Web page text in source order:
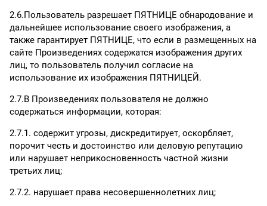
2.6.Пользователь разрешает ПЯТНИЦЕ обнародование и
дальнейшее использование своего изображения, а
также гарантирует ПЯТНИЦЕ, что если в размещенных на
сайте Произведениях содержатся изображения других
лиц, то пользователь получил согласие на
использование их изображения ПЯТНИЦЕЙ.
2.7.В Произведениях пользователя не должно
содержаться информации, которая:
2.7.1. содержит угрозы, дискредитирует, оскорбляет,
порочит честь и достоинство или деловую репутацию
или нарушает неприкосновенность частной жизни
третьих лиц;
2.7.2. нарушает права несовершеннолетних лиц;